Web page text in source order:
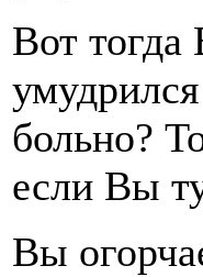
Вот тогда
больно?
если Вы
Вы